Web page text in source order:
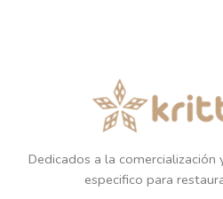
Dedicados a la
especifico para